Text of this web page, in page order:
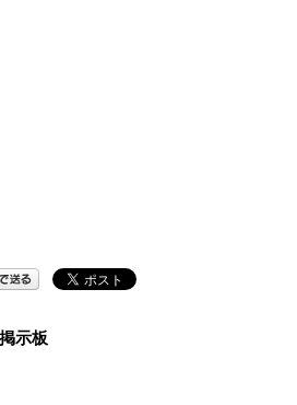
示板